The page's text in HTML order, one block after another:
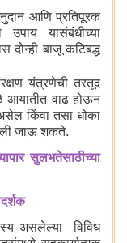
आणि प्रतिपूरक
यासंबंधीच्या
दोन्ही बाजू कटिबद्ध
यंत्रणेची तरतूद
आयातीत वाढ होऊन
किंवा तसा धोका
जाऊ शकते.
सुलभतेसाठीच्या
असलेल्या विविध